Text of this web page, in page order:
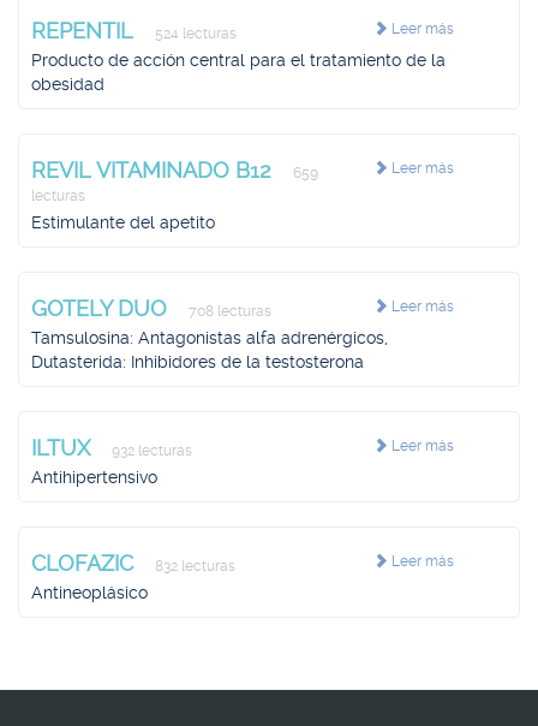
Leer más
REPENTIL 524 lecturas
Producto de acción central para el tratamiento de la
obesidad
Leer más
REVIL VITAMINADO B12
659
lecturas
Estimulante del apetito
Leer más
GOTELY DUO 708 lecturas
Tamsulosina: Antagonistas alfa adrenérgicos,
Dutasterida: Inhibidores de la testosterona
Leer más
ILTUX 932 lecturas
Antihipertensivo
Leer más
CLOFAZIC 832 lecturas
Antineoplásico